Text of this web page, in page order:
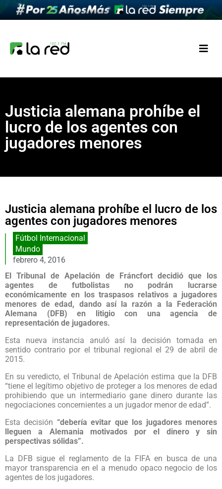
Justicia alemana prohíbe el
lucro de los agentes con
jugadores menores
Justicia alemana prohíbe el lucro de los
agentes con jugadores menores
Fútbol Internacional
Mundo
febrero 4, 2016
El Tribunal de Apelación de Fráncfort decidió que los
agentes de futbolistas no podrán lucrarse
económicamente en los traspasos relativos a jugadores
menores de edad, dando así la razón a la Federación
Alemana (DFB) en litigio con una agencia de
representación de jugadores.
Esta nueva instancia anuló así la decisión tomada en
sentido contrario por el tribunal regional el 29 de abril de
2015.
En su veredicto, el Tribunal de Apelación estima que la DFB
“tiene el legítimo objetivo de proteger a los menores de edad
prohibiendo que un intermediario gane dinero durante las
negociaciones concernientes a un jugador menor de edad”.
Esta decisión “debería evitar que los jugadores menores
lleguen a Alemania motivados por el dinero y sin
perspectivas sólidas”.
La DFB sigue el reglamento de la FIFA en busca de una
mayor transparencia en el a menudo opaco negocio de los
agentes de los jugadores.